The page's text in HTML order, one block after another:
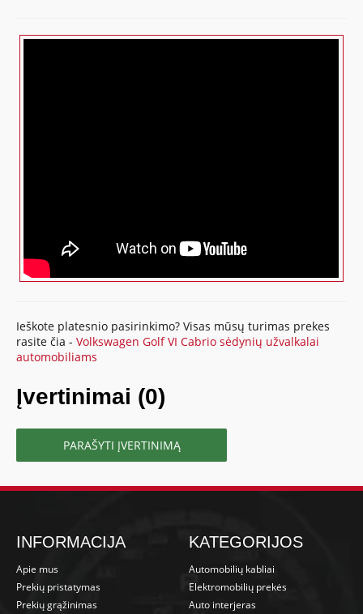
Ieškote platesnio pasirinkimo? Visas mūsų turimas prekes
rasite čia -Volkswagen Golf VI Cabrio sėdynių užvalkalai
automobiliams
Įvertinimai (0)
PARAŠYTI ĮVERTINIMĄ
INFORMACIJA
Apie mus
Prekių pristatymas
Prekių grąžinimas
KATEGORIJOS
Automobilių kabliai
Elektromobilių prekės
Auto interjeras